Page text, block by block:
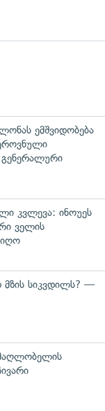
ემშვიდობება
კვლევა: ინოუეს
ველის
სიკვდილს? —